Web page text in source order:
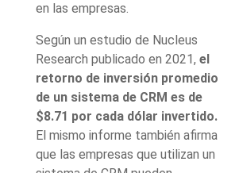
en las empresas.
Según un estudio de Nucleus
Research publicado en 2021, el
retorno de inversión promedio
de un sistema de CRM es de
$8.71 por cada dólar invertido.
El mismo informe también afirma
que las empresas que utilizan un